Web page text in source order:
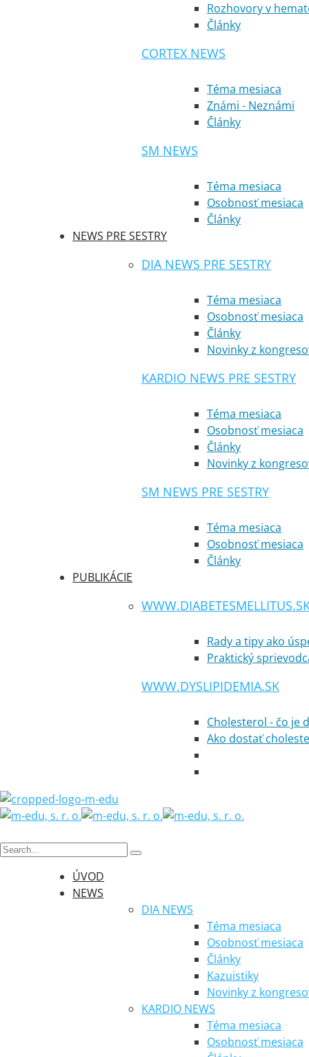
Rozhovory v
Články
CORTEX NEWS
Téma mesiaca
Známi - Neznámi
Články
SM NEWS
Téma mesiaca
Osobnosť mesiaca
Články
NEWS PRE SESTRY
DIA NEWS PRE SESTRY
Téma mesiaca
Osobnosť mesiaca
Články
Novinky z
KARDIO NEWS PRE SESTRY
Téma mesiaca
Osobnosť mesiaca
Články
Novinky z
SM NEWS PRE SESTRY
Téma mesiaca
Osobnosť mesiaca
Články
PUBLIKÁCIE
Rady a tipy ako
Praktický
WWW.DYSLIPIDEMIA.SK
Cholesterol - čo je
Ako dostať
ÚVOD
NEWS
DIA NEWS
Téma mesiaca
Osobnosť mesiaca
Články
Kazuistiky
Novinky z
KARDIO NEWS
Téma mesiaca
Osobnosť mesiaca